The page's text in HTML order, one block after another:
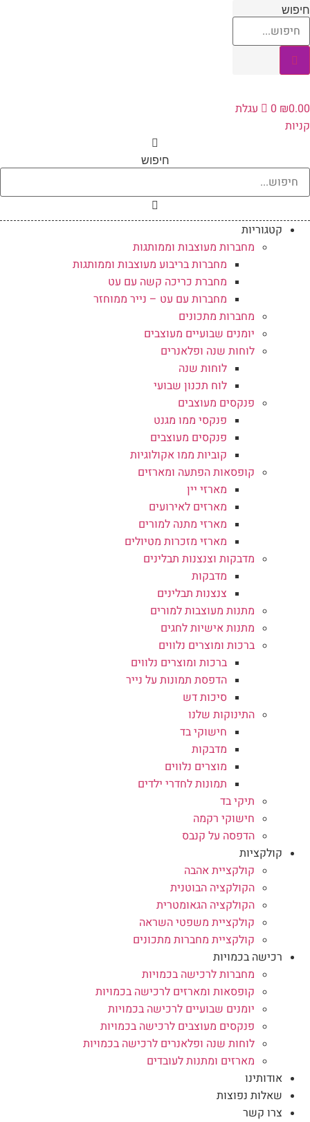
₪
0
עגלת
חיפוש
קטגוריות
מחברות מעוצבות וממותגות
מחברות בריבוע מעוצבות וממותגות
מחברת כריכה קשה עם עט
מחברות עם עט – נייר ממוחזר
מחברות מתכונים
יומנים שבועיים מעוצבים
לוחות שנה ופלאנרים
לוחות שנה
לוח תכנון שבועי
פנקסים מעוצבים
פנקסי ממו מגנט
פנקסים מעוצבים
קוביות ממו אקולוגיות
קופסאות הפתעה ומארזים
מארזי יין
מארזים לאירועים
מארזי מתנה למורים
מארזי מזכרות מטיולים
מדבקות וצנצנות תבלינים
מדבקות
צנצנות תבלינים
מתנות מעוצבות למורים
מתנות אישיות לחגים
ברכות ומוצרים נלווים
ברכות ומוצרים נלווים
הדפסת תמונות על נייר
סיכות דש
התינוקות שלנו
חישוקי בד
מדבקות
מוצרים נלווים
תמונות לחדרי ילדים
תיקי בד
חישוקי רקמה
הדפסה על קנבס
קולקציות
קולקציית אהבה
הקולקציה הבוטנית
הקולקציה הגאומטרית
קולקציית משפטי השראה
קולקציית מחברות מתכונים
רכישה בכמויות
מחברות לרכישה בכמויות
קופסאות ומארזים לרכישה בכמויות
יומנים שבועיים לרכישה בכמויות
פנקסים מעוצבים לרכישה בכמויות
לוחות שנה ופלאנרים לרכישה בכמויות
מארזים ומתנות לעובדים
אודותינו
שאלות נפוצות
צרו קשר